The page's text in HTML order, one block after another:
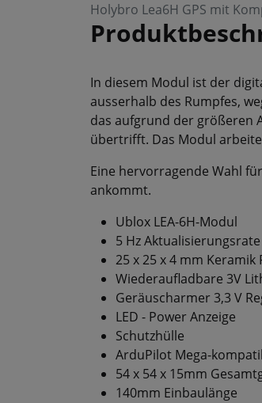
Holybro Lea6H GPS mit
In diesem Modul ist der
ausserhalb des Rumpfes,
das aufgrund der größeren
übertrifft. Das Modul
Eine hervorragende Wahl
ankommt.
Ublox LEA-6H-Modul
5 Hz Aktualisierungsrate
25 x 25 x 4 mm
Wiederaufladbare 3V
Geräuscharmer 3,3 V
LED - Power Anzeige
Schutzhülle
ArduPilot Mega-
54 x 54 x 15mm
140mm Einbaulänge